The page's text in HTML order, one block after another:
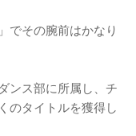
でその腕前はかなり
ンス部に所属し、チ
のタイトルを獲得し